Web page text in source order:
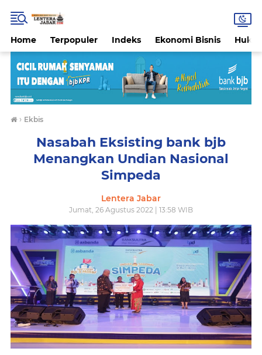
Home Terpopuler Indeks Ekonomi Bisnis
› Ekbis
Nasabah Eksisting bank bjb
Menangkan Undian Nasional
Simpeda
Lentera Jabar
Jumat, 26 Agustus 2022 | 13:58 WIB